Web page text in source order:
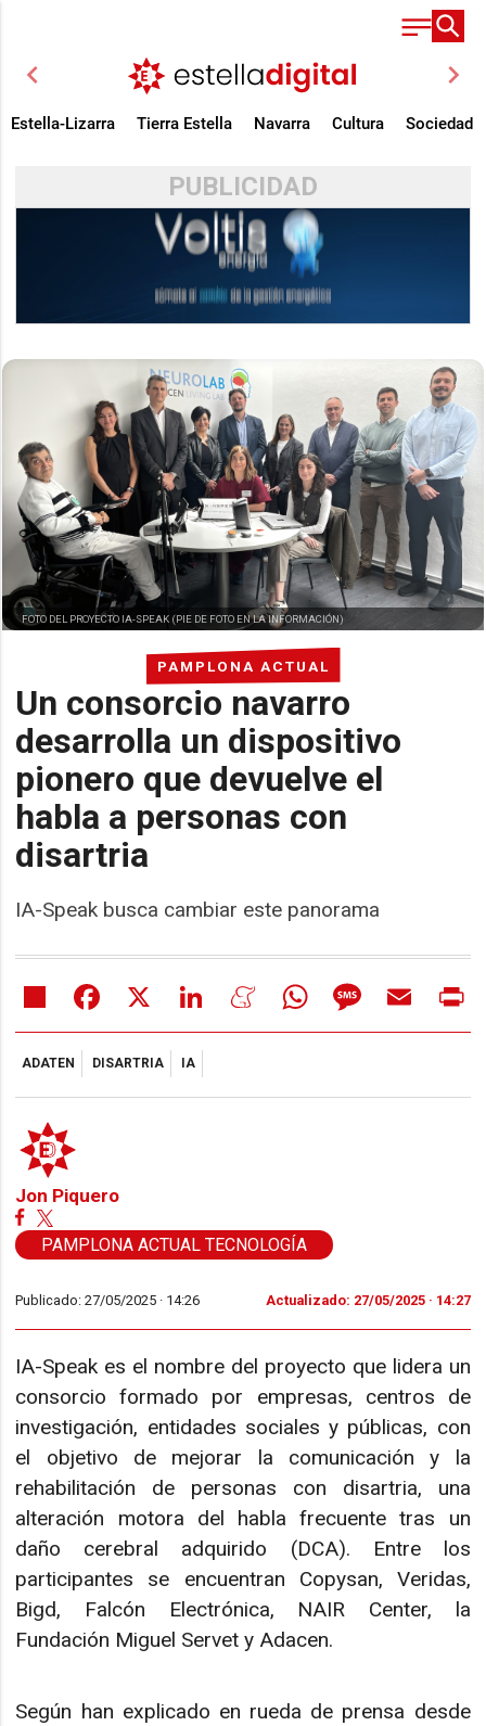
chevron_left chevron_right
Estella-Lizarra Tierra Estella Navarra Cultura Sociedad
PUBLICIDAD
PAMPLONA ACTUAL
Un consorcio navarro
desarrolla un dispositivo
pionero que devuelve el
habla a personas con
disartria
IA-Speak busca cambiar este panorama
FOTO DEL PROYECTO IA-SPEAK (PIE DE FOTO EN LA INFORMACIÓN)
Share Facebook LinkedIn MeneameWhatsAppMessageEmail
ADATEN DISARTRIA IA
Jon Piquero
PAMPLONA ACTUAL TECNOLOGÍA
Publicado: 27/05/2025 · 14:26 Actualizado: 27/05/2025 · 14:27
IA-Speak es el nombre del proyecto que lidera un
consorcio formado por empresas, centros de
investigación, entidades sociales y públicas, con
el objetivo de mejorar la comunicación y la
rehabilitación de personas con disartria, una
alteración motora del habla frecuente tras un
daño cerebral adquirido (DCA). Entre los
participantes se encuentran Copysan, Veridas,
Bigd, Falcón Electrónica, NAIR Center, la
Fundación Miguel Servet y Adacen.
Según han explicado en rueda de prensa desde